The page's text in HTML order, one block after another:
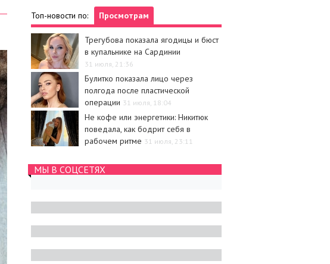
Топ-новости по: Просмотрам
Трегубова показала ягодицы и бюст
в купальнике на Сардинии
31 июля, 21:36
Булитко показала лицо через
полгода после пластической
операции 31 июля, 18:04
Не кофе или энергетики: Никитюк
поведала, как бодрит себя в
рабочем ритме 31 июля, 23:11
МЫ В СОЦСЕТЯХ